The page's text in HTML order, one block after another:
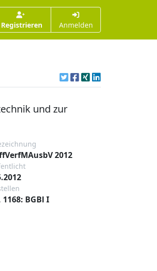
Registrieren Anmelden
und zur
2012
1168: BGBl I